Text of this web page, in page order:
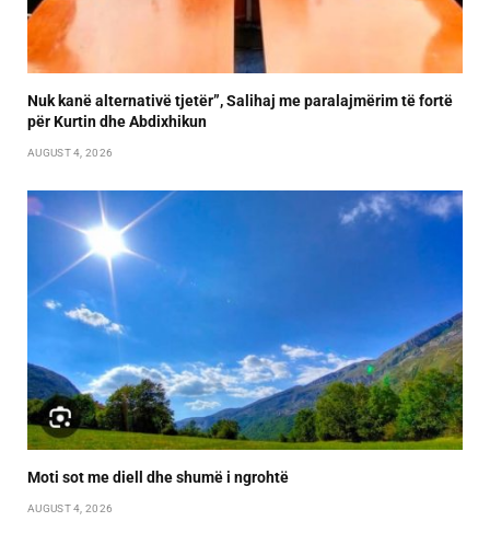
Nuk kanë alternativë tjetër”, Salihaj me paralajmërim të fortë
për Kurtin dhe Abdixhikun
AUGUST 4, 2026
Moti sot me diell dhe shumë i ngrohtë
AUGUST 4, 2026